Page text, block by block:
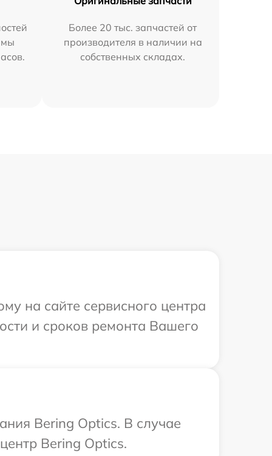
мы
Более 20 тыс. запчастей от
производителя в наличии на
собственных складах.
на сайте сервисного центра
и сроков ремонта Вашего
Bering Optics. В случае
Bering Optics.